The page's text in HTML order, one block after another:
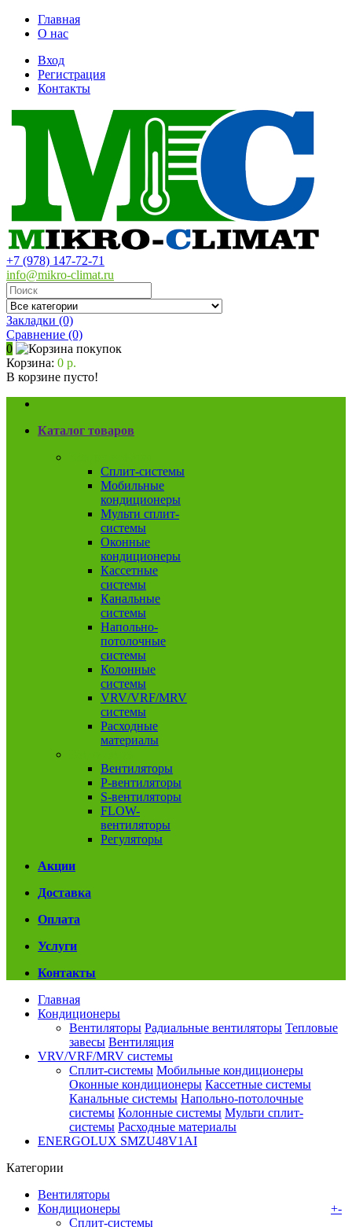
Главная
О нас
Вход
Регистрация
Контакты
+7 (978) 147-72-71
info@mikro-climat.ru
Закладки (0)
Сравнение (0)
0
Корзина: 0 р.
В корзине пусто!
Каталог товаров
Сплит-системы
Мобильные
кондиционеры
Мульти сплит-
системы
Оконные
кондиционеры
Кассетные
системы
Канальные
системы
Напольно-
потолочные
системы
Колонные
системы
VRV/VRF/MRV
системы
Расходные
материалы
Вентиляторы
P-вентиляторы
S-вентиляторы
FLOW-
вентиляторы
Регуляторы
Акции
Доставка
Оплата
Услуги
Контакты
Главная
Кондиционеры
Вентиляторы Радиальные вентиляторы Тепловые
завесы Вентиляция
VRV/VRF/MRV системы
Сплит-системы Мобильные кондиционеры
Оконные кондиционеры Кассетные системы
Канальные системы Напольно-потолочные
системы Колонные системы Мульти сплит-
системы Расходные материалы
ENERGOLUX SMZU48V1AI
Категории
Вентиляторы
Кондиционеры
+-
Сплит-системы